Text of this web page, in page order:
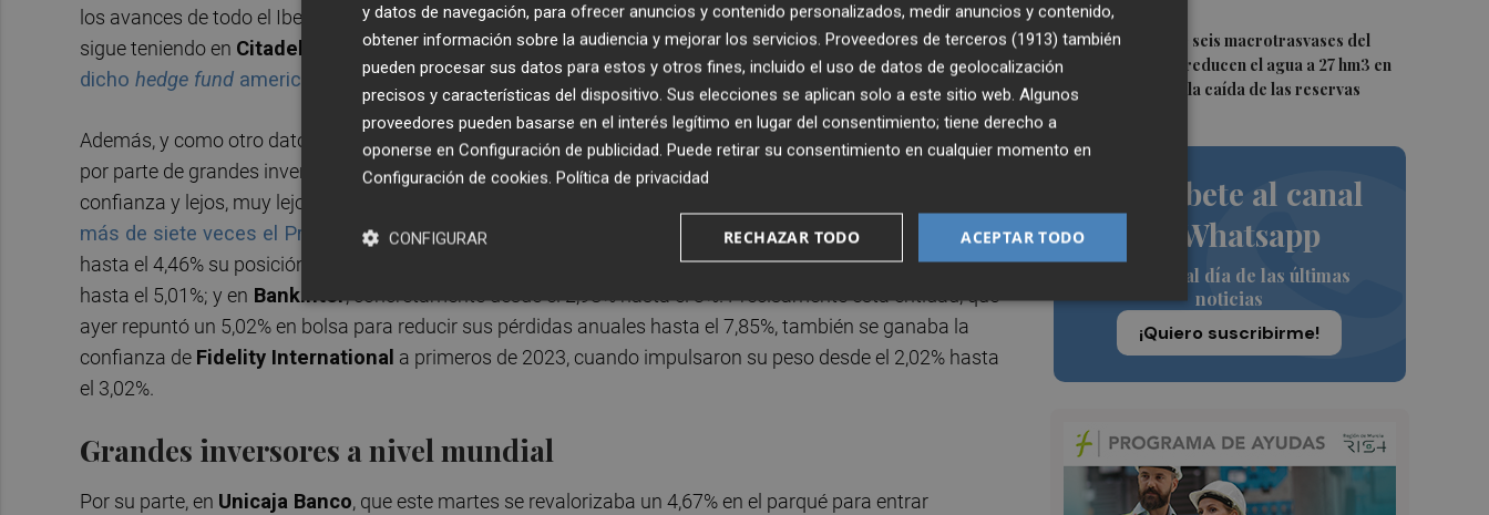
5Fin a la racha de seis macrotrasvases del
Tajo al Segura: reducen el agua a 27 hm3 en
septiembre por la caída de las reservas
Suscríbete al canal
de Whatsapp
Siempre al día de las últimas
noticias
¡Quiero suscribirme!
los avances de todo el Ibex 35 con un 'subidón' del 7,46% para escalar hasta el 21,93% el balance anual,
sigue teniendo en Citadel Advisorsa su bajista de cabecera.Pero eso sí recordar que hace dos meses
dicho hedge fund americano superaba el 1% en el capital del Sabadell .
Además, y como otro dato a tener muy en cuenta,Valencia Plazaencontró incrementos de participaciones
por parte de grandes inversores institucionales y en algunos casos a nivel mundial. Todo un voto de
confianza y lejos, muy lejos, del miedo. Ahí está el caso del gigante de la inversión
más de siete veces el Producto Interior Bruto (PIB) español
, que elevaba hace un mes desde el 4,43%
hasta el 4,46% su posición en
. Asimismo también lo hacía enCaixaBank-desde el 3,21%
hasta el 5,01%; y en Bankinter, concretamente desde el 2,98% hasta el 3%. Precisamente esta entidad, que
ayer repuntó un 5,02% en bolsa para reducir sus pérdidas anuales hasta el 7,85%, también se ganaba la
confianza de Fidelity International a primeros de 2023, cuando impulsaron su peso desde el 2,02% hasta
el 3,02%.
Grandes inversores a nivel mundial
Por su parte, en Unicaja Banco, que este martes se revalorizaba un 4,67% en el parqué para entrar
y datos de navegación, para ofrecer anuncios y contenido personalizados, medir anuncios y contenido,
obtener información sobre la audiencia y mejorar los servicios. Proveedores de terceros (1913) también
pueden procesar sus datos para estos y otros fines, incluido el uso de datos de geolocalización
precisos y características del dispositivo. Sus elecciones se aplican solo a este sitio web. Algunos
proveedores pueden basarse en el interés legítimo en lugar del consentimiento; tiene derecho a
oponerse en Configuración de publicidad. Puede retirar su consentimiento en cualquier momento en
Configuración de cookies. Política de privacidad
ACEPTAR TODO
RECHAZAR TODO
CONFIGURAR